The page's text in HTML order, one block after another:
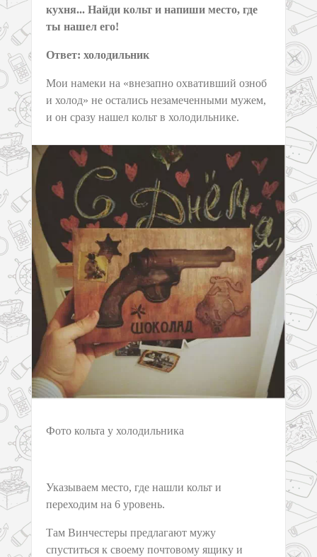
кухня... Найди кольт и напиши место, где
ты нашел его!
Ответ: холодильник
Мои намеки на «внезапно охвативший озноб
и холод» не остались незамеченными мужем,
и он сразу нашел кольт в холодильнике.
Фото кольта у холодильника
Указываем место, где нашли кольт и
переходим на 6 уровень.
Там Винчестеры предлагают мужу
спуститься к своему почтовому ящику и